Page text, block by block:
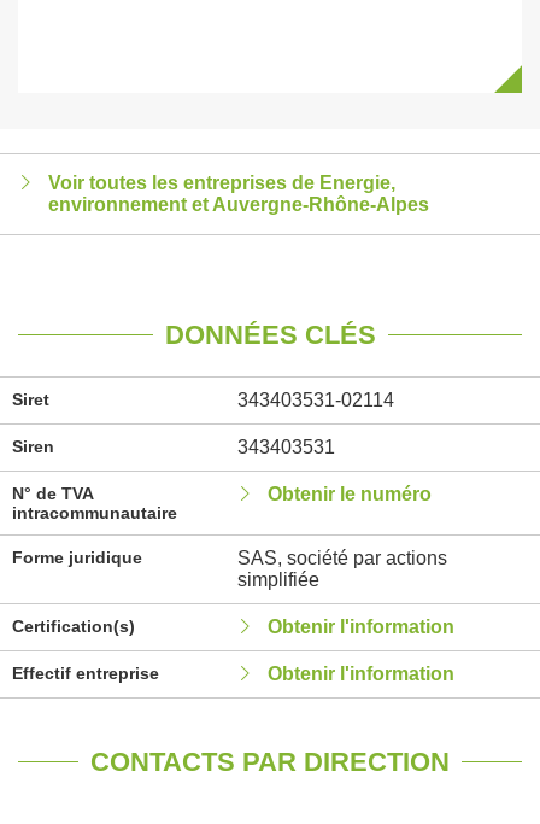
Voir toutes les entreprises de Energie,
environnement et Auvergne-Rhône-Alpes
DONNÉES CLÉS
Siret 343403531-02114
Siren 343403531
N° de TVA
intracommunautaire
Obtenir le numéro
Forme juridique
SAS, société par actions
simplifiée
Certification(s) Obtenir l'information
Effectif entreprise Obtenir l'information
CONTACTS PAR DIRECTION